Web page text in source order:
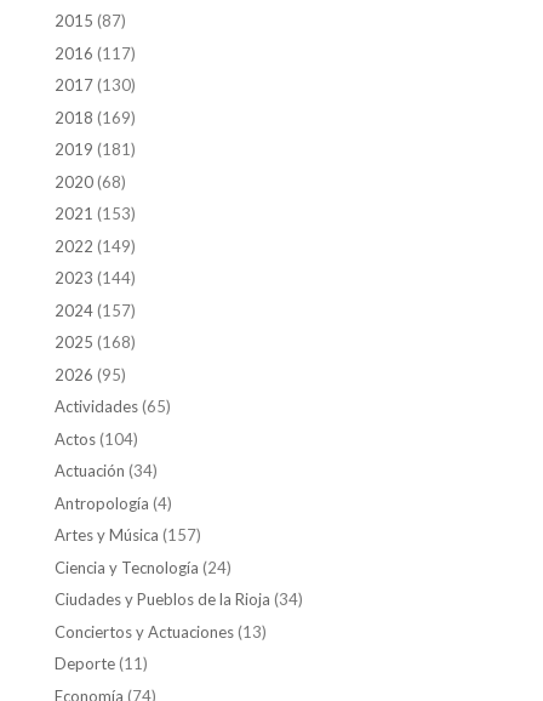
2015 (87)
2016 (117)
2017(130)
2018 (169)
2019 (181)
2020(68)
2021 (153)
2022 (149)
2023 (144)
2024(157)
2025 (168)
2026 (95)
Actividades(65)
Actos(104)
Actuación (34)
Antropología (4)
Artes y Música (157)
Ciencia y Tecnología (24)
Ciudades y Pueblos de la Rioja (34)
Conciertos y Actuaciones(13)
Deporte(11)
Economía (74)